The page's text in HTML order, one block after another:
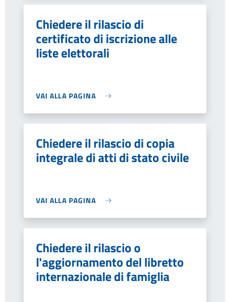
Chiedere il rilascio di
certificato di iscrizione alle
liste elettorali
VAI ALLA PAGINA
Chiedere il rilascio di copia
integrale di atti di stato civile
VAI ALLA PAGINA
Chiedere il rilascio o
l'aggiornamento del libretto
internazionale di famiglia